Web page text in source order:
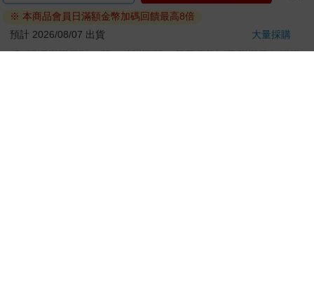
若非上列種類商品，均享有到貨7天的猶豫期（含例假
日）。
辦理退換貨時，商品（組合商品恕無法接受單獨退貨）必須